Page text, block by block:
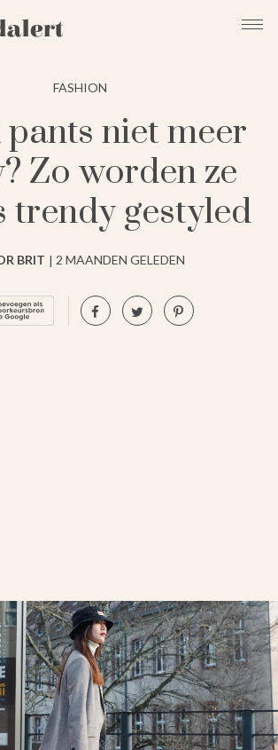
FASHION
niet meer
Zo worden ze
trendy gestyled
BRIT 2 MAANDEN GELEDEN